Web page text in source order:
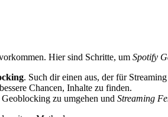
Hier sind Schritte, um Spotify
. Such dir einen aus, der für
Chancen, Inhalte zu finden.
zu umgehen und Streaming